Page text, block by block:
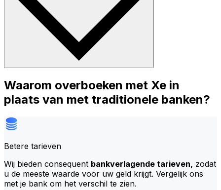
Waarom overboeken met Xe in
plaats van met traditionele banken?
Betere tarieven
Wij bieden consequent bankverlagende tarieven, zodat
u de meeste waarde voor uw geld krijgt. Vergelijk ons
met je bank om het verschil te zien.